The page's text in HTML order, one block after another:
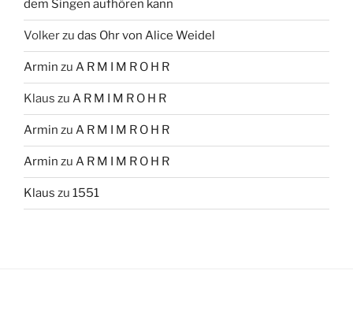
dem Singen aufhören kann
Volkerzu das Ohr von Alice Weidel
Armin zu A R M I M R O H R
Klaus zu A R M I M R O H R
Armin zu A R M I M R O H R
Armin zu A R M I M R O H R
Klaus zu 1551